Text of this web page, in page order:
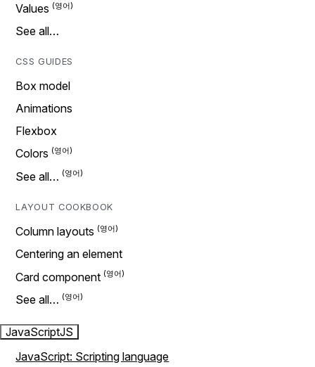
Values
See all…
CSS GUIDES
Box model
Animations
Flexbox
Colors
See all…
LAYOUT COOKBOOK
Column layouts
Centering an element
Card component
See all…
JavaScriptJS
JavaScript: Scripting language